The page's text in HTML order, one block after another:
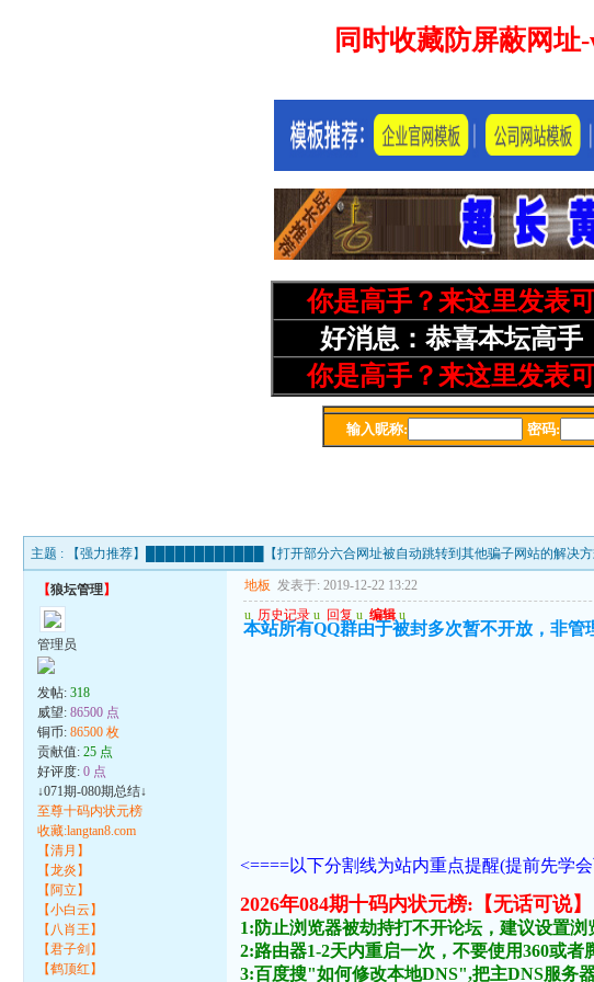
主题 : 【强力推荐】████████████【打开部分六合网址被自动跳转到其他骗子网站的解
【狼坛管理】
管理员
发帖:318
威望:86500 点
铜币:86500 枚
贡献值:25 点
好评度:0 点
↓071期-080期总结↓
至尊十码内状元榜
收藏:langtan8.com
【清月】
【龙炎】
【阿立】
【小白云】
【八肖王】
【君子剑】
【鹤顶红】
地板 发表于: 2019-12-22 13:22
u 历史记录 u 回复 u 编辑 u
本站所有QQ群由于被封多次暂不开放，非
<====以下分割线为站内重点提醒(提前先学
2026年084期十码内状元榜:【无话可说
1:防止浏览器被劫持打不开论坛，建议设置
2:路由器1-2天内重启一次，不要使用360或
3:百度搜"如何修改本地DNS",把主DNS服务